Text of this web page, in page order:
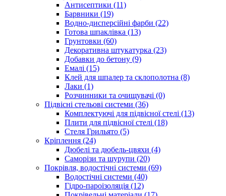
Антисептики (11)
Барвники (19)
Водно-дисперсійні фарби (22)
Готова шпаклівка (13)
Грунтовки (60)
Декоративна штукатурка (23)
Добавки до бетону (9)
Емалі (15)
Клей для шпалер та склополотна (8)
Лаки (1)
Розчинники та очищувачі (0)
Підвісні стельові системи (36)
Комплектуючі для підвісної стелі (13)
Плити для підвісної стелі (18)
Стеля Грильято (5)
Кріплення (24)
Дюбелі та дюбель-цвяхи (4)
Саморізи та шурупи (20)
Покрівля, водостічні системи (69)
Водостічні системи (40)
Гідро-пароізоляція (12)